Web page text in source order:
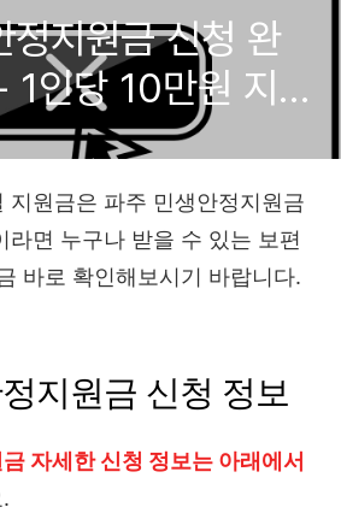
정지원금 신청 완
인당 10만원 지
지 마세요
지원금은 파주 민생안정지원금
라면 누구나 받을 수 있는 보편
바로 확인해보시기 바랍니다.
지원금 신청 정보
자세한 신청 정보는 아래에서